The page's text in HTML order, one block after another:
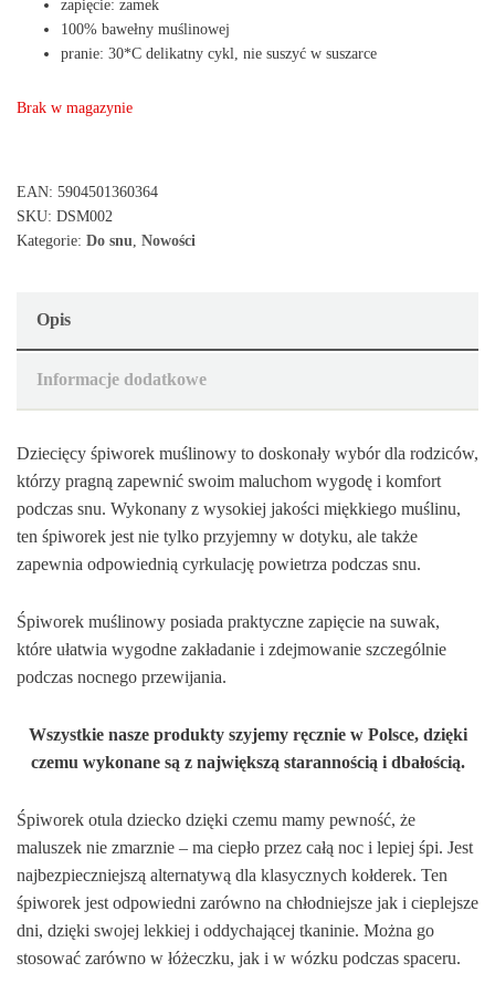
zapięcie: zamek
100% bawełny muślinowej
pranie: 30*C delikatny cykl, nie suszyć w suszarce
Brak w magazynie
EAN: 5904501360364
SKU: DSM002
Kategorie: Do snu, Nowości
Opis
Informacje dodatkowe
Dziecięcy śpiworek muślinowy to doskonały wybór dla rodziców,
którzy pragną zapewnić swoim maluchom wygodę i komfort
podczas snu. Wykonany z wysokiej jakości miękkiego muślinu,
ten śpiworek jest nie tylko przyjemny w dotyku, ale także
zapewnia odpowiednią cyrkulację powietrza podczas snu.
Śpiworek muślinowy posiada praktyczne zapięcie na suwak,
które ułatwia wygodne zakładanie i zdejmowanie szczególnie
podczas nocnego przewijania.
Wszystkie nasze produkty szyjemy ręcznie w Polsce, dzięki
czemu wykonane są z największą starannością i dbałością.
Śpiworek otula dziecko dzięki czemu mamy pewność, że
maluszek nie zmarznie – ma ciepło przez całą noc i lepiej śpi. Jest
najbezpieczniejszą alternatywą dla klasycznych kołderek. Ten
śpiworek jest odpowiedni zarówno na chłodniejsze jak i cieplejsze
dni, dzięki swojej lekkiej i oddychającej tkaninie. Można go
stosować zarówno w łóżeczku, jak i w wózku podczas spaceru.